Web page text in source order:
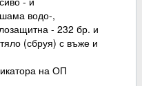
водо-,
- 232 бр. и
(сбруя) с въже и
на ОП